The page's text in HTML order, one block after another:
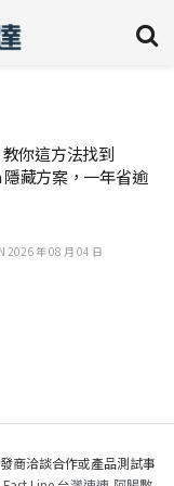
你這方法找到
藏方案，一年省逾
2026 年 08 月 04 日
商洽談合作或產品測試事